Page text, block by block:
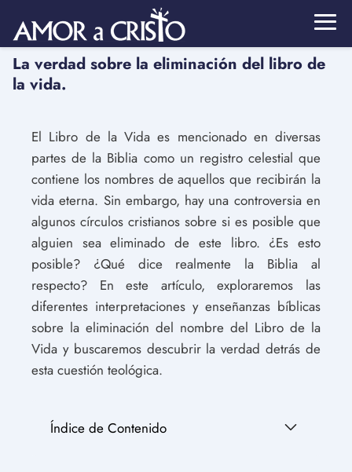
La verdad sobre la eliminación del libro de
la vida.
El Libro de la Vida es mencionado en diversas
partes de la Biblia como un registro celestial que
contiene los nombres de aquellos que recibirán la
vida eterna. Sin embargo, hay una controversia en
algunos círculos cristianos sobre si es posible que
alguien sea eliminado de este libro. ¿Es esto
posible? ¿Qué dice realmente la Biblia al
respecto? En este artículo, exploraremos las
diferentes interpretaciones y enseñanzas bíblicas
sobre la eliminación del nombre del Libro de la
Vida y buscaremos descubrir la verdad detrás de
esta cuestión teológica.
Índice de Contenido